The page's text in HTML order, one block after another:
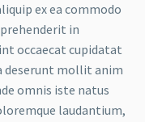
ex ea commodo
in
occaecat cupidatat
deserunt mollit anim
omnis iste natus
laudantium,